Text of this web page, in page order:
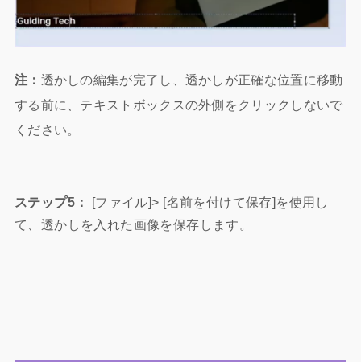
注： 透かしの編集が完了し、透かしが正確な位置に移動
する前に、テキストボックスの外側をクリックしないで
ください。
ステップ5：
[ファイル]> [名前を付けて保存]を使用し
て、透かしを入れた画像を保存します。